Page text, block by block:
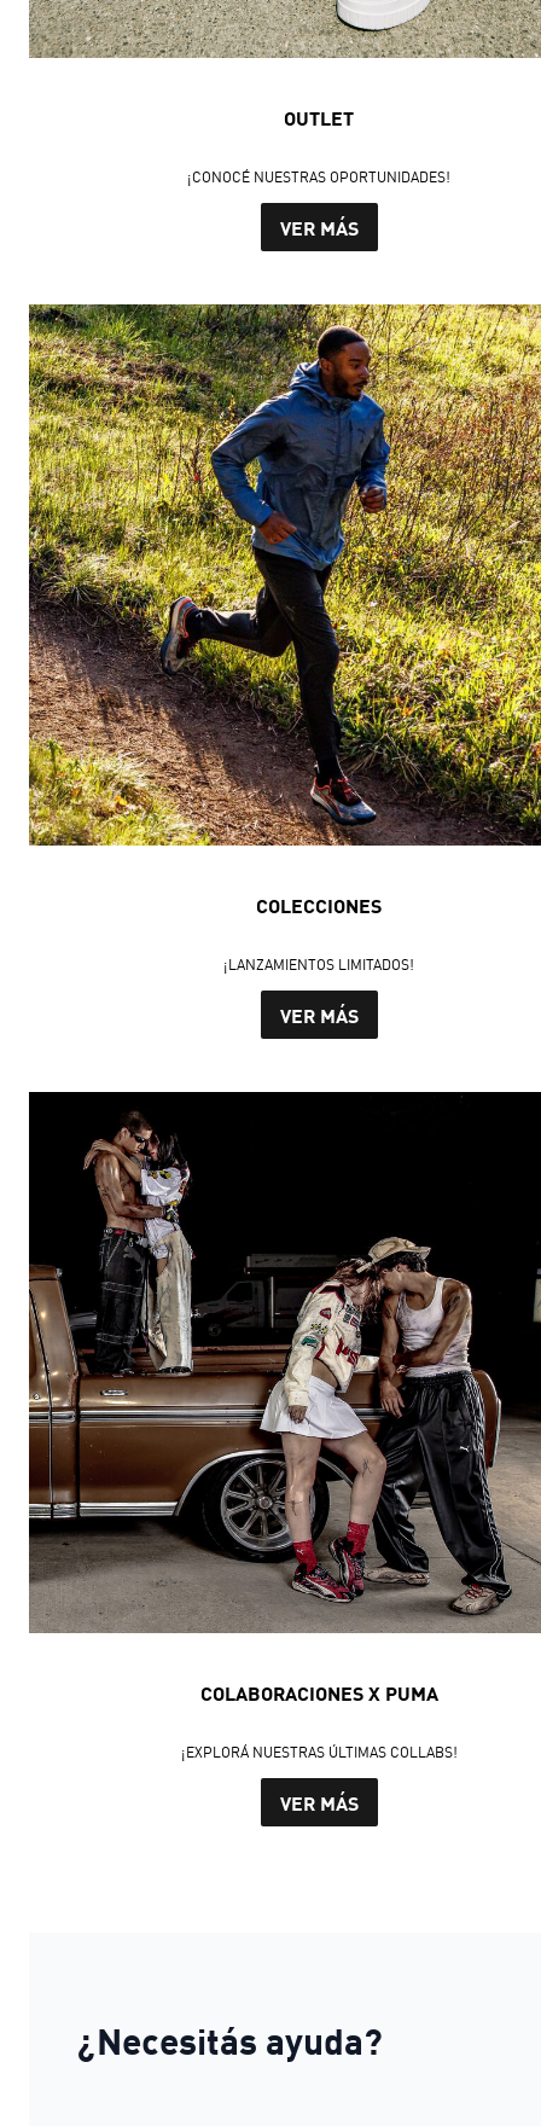
OUTLET
¡CONOCÉ NUESTRAS OPORTUNIDADES!
VER MÁS
COLECCIONES
¡LANZAMIENTOS LIMITADOS!
VER MÁS
COLABORACIONES X PUMA
¡EXPLORÁ NUESTRAS ÚLTIMAS COLLABS!
VER MÁS
¿Necesitás ayuda?